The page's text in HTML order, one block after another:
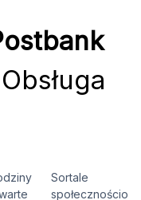
Obsługa
Sortale